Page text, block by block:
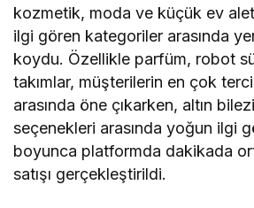
kozmetik, moda ve küçük ev
ilgi gören kategoriler arasında yer
koydu. Özellikle parfüm, robot
takımlar, müşterilerin en çok
arasında öne çıkarken, altın
seçenekleri arasında yoğun ilgi
boyunca platformda dakikada
satışı gerçekleştirildi.